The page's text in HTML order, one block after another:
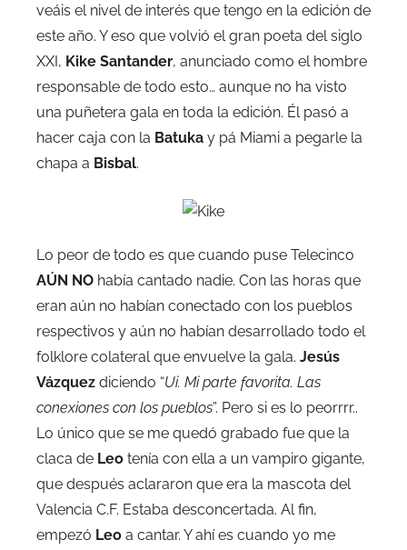
veáis el nivel de interés que tengo en la edición de
este año. Y eso que volvió el gran poeta del siglo
XXI, Kike Santander, anunciado como el hombre
responsable de todo esto… aunque no ha visto
una puñetera gala en toda la edición. Él pasó a
hacer caja con la Batuka y pá Miami a pegarle la
chapa a Bisbal.
Lo peor de todo es que cuando puse Telecinco
AÚN NO había cantado nadie. Con las horas que
eran aún no habían conectado con los pueblos
respectivos y aún no habían desarrollado todo el
folklore colateral que envuelve la gala. Jesús
Vázquez diciendo “Ui. Mi parte favorita. Las
conexiones con los pueblos”. Pero si es lo peorrrr..
Lo único que se me quedó grabado fue que la
claca de Leo tenía con ella a un vampiro gigante,
que después aclararon que era la mascota del
Valencia C.F. Estaba desconcertada. Al fin,
empezó Leo a cantar. Y ahí es cuando yo me